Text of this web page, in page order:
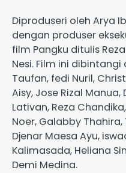
Diproduseri oleh Arya
dengan produser
film Pangku ditulis
Nesi. Film ini
Taufan, fedi Nuril,
Aisy, Jose Rizal
Lativan, Reza
Noer, Galabby Thahira,
Djenar Maesa Ayu,
Kalimasada, Heliana
Demi Medina.